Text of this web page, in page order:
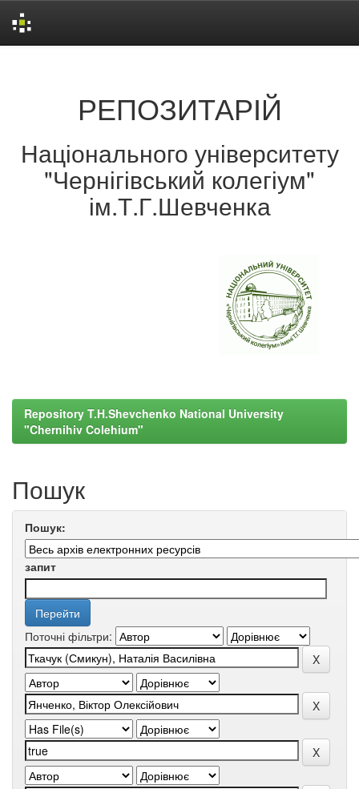
РЕПОЗИТАРІЙ
Національного університету
"Чернігівський колегіум"
ім.Т.Г.Шевченка
Repository T.H.Shevchenko National University
"Chernihiv Colehium"
Пошук
Пошук:
запит
Поточні фільтри: